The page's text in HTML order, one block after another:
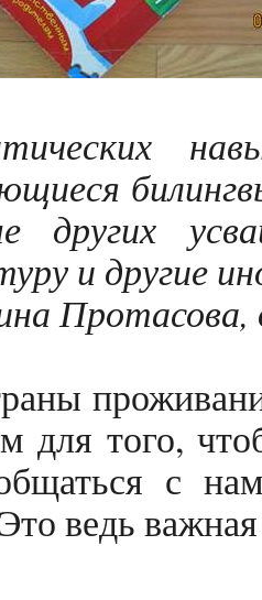
других
и другие
Протасова,
для того,
с
ведь